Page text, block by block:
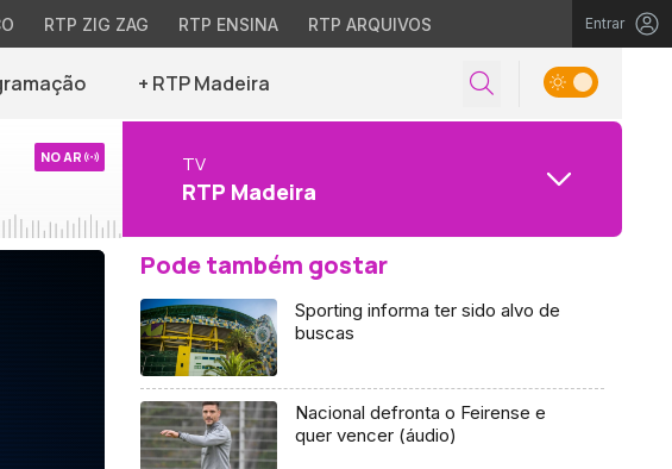
RTP ZIG ZAG RTP ENSINA RTP ARQUIVOS Entrar
+ RTP Madeira
NO AR TV
RTP Madeira
Pode também gostar
Sporting informa ter sido alvo de
buscas
Nacional defronta o Feirense e
quer vencer (áudio)